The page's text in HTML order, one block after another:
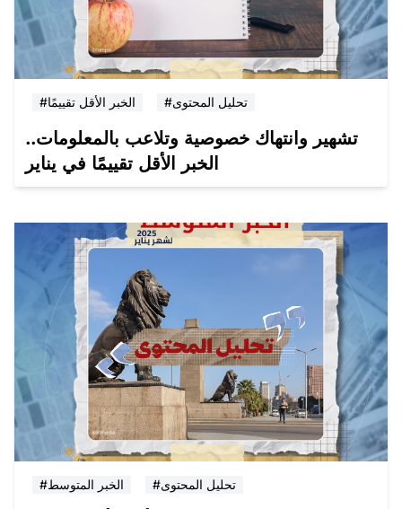
#الخبر الأقل تقييمًا #تحليل المحتوى
تشهير وانتهاك خصوصية وتلاعب بالمعلومات..
الخبر الأقل تقييمًا في يناير
#الخبر المتوسط #تحليل المحتوى